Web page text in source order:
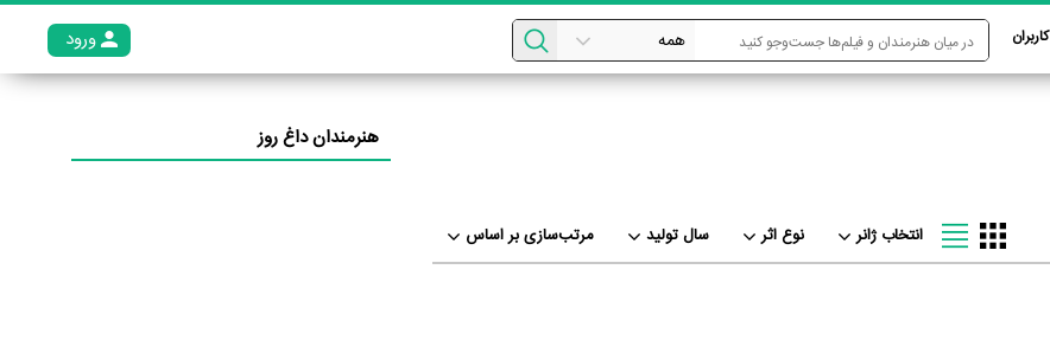
کاربران ورود
مرتب‌سازی بر اساس سال تولید نوع اثر انتخاب ژانر
هنرمندان داغ روز